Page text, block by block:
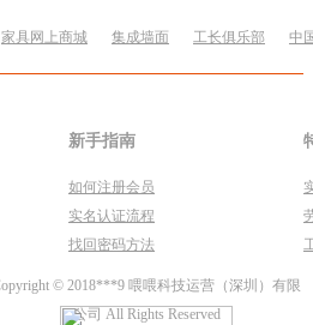
家具网上商城 集成墙面 工长俱乐部 中
新手指南
如何注册会员
实名认证流程
找回密码方法
© 2018***9 喂喂科技运营（深圳）有限
公司 All Rights Reserved